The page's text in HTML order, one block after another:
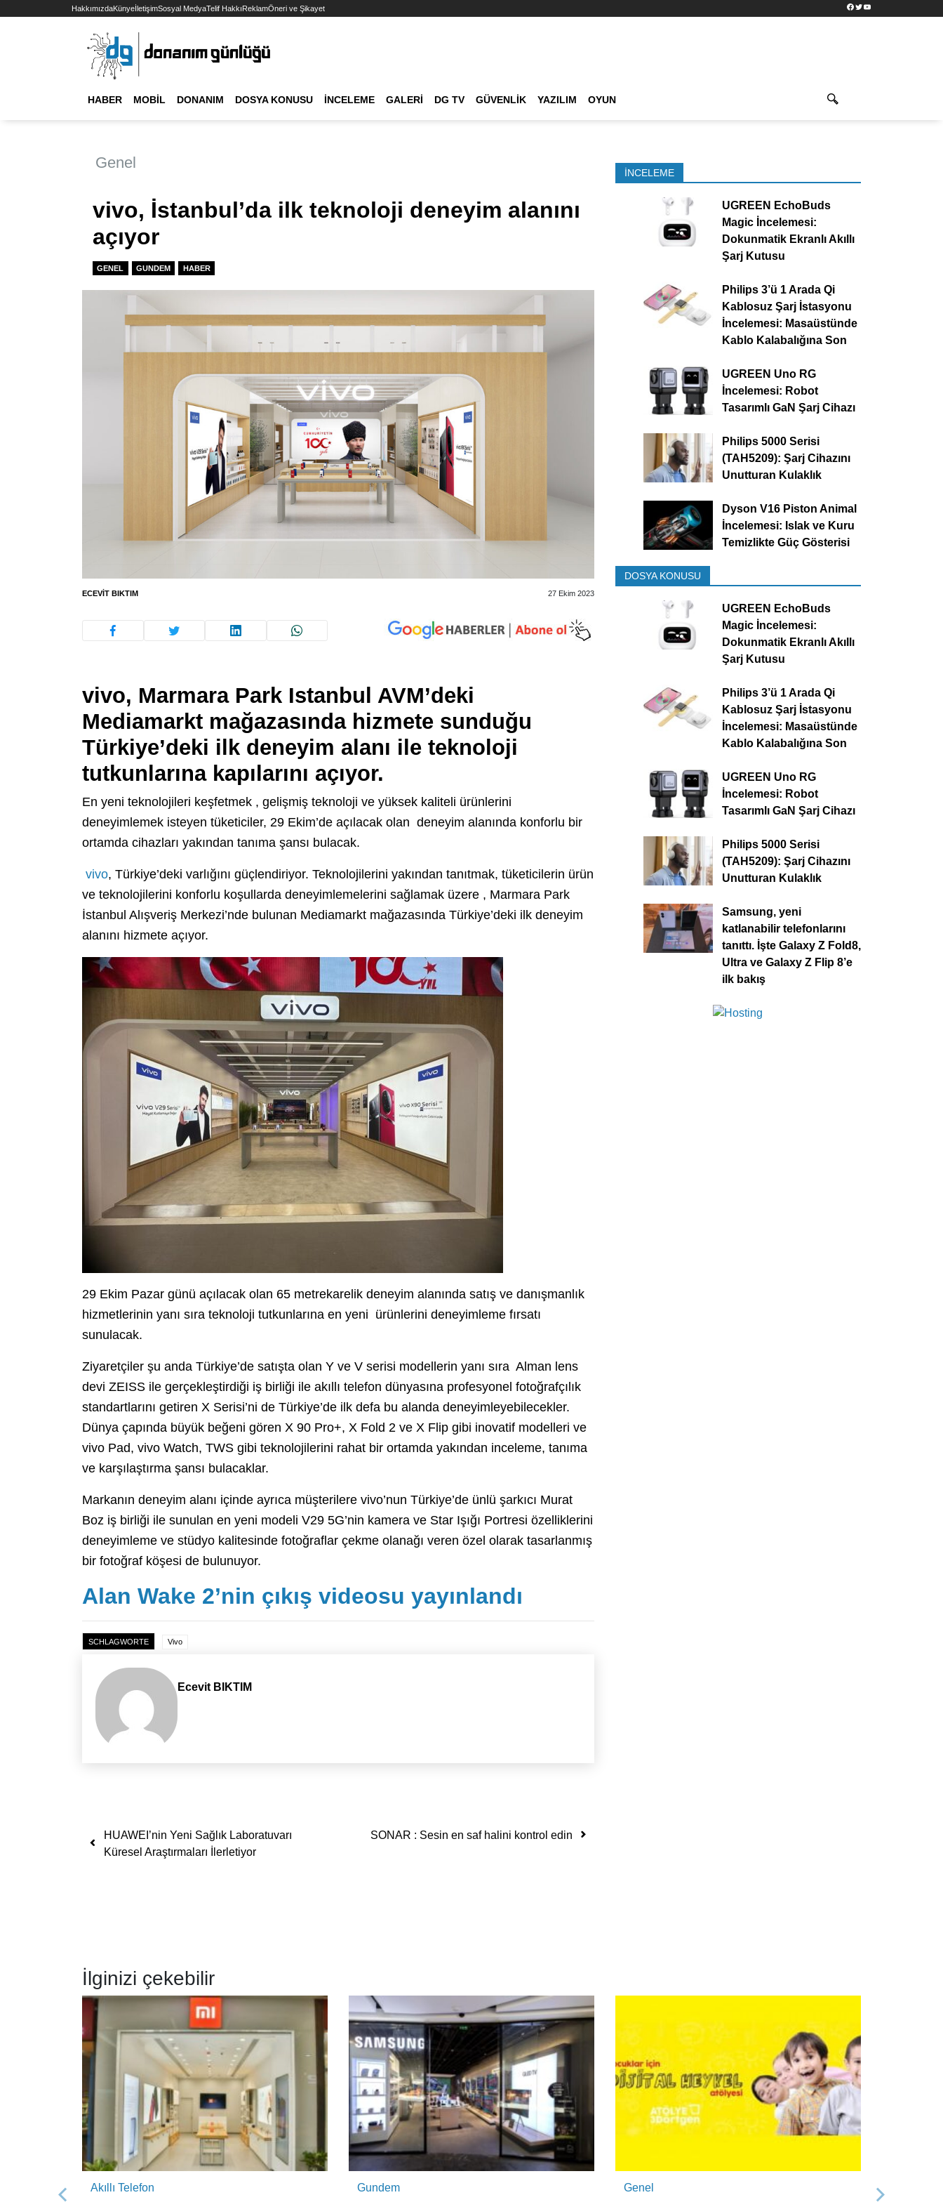
HakkımızdaKünyeİletişimSosyal MedyaTelif HakkıReklamÖneri ve Şikayet Facebook
TwitterYouTube
HABER MOBIL DONANIM DOSYA KONUSU İNCELEME GALERI DG TV GÜVENLIK YAZILIM OYUN
Genel
vivo, İstanbul’da ilk teknoloji deneyim alanını
açıyor
GENEL GUNDEM HABER
ECEVIT BIKTIM 27 Ekim 2023
vivo, Marmara Park Istanbul AVM’deki
Mediamarkt mağazasında hizmete sunduğu
Türkiye’deki ilk deneyim alanı ile teknoloji
tutkunlarına kapılarını açıyor.
En yeni teknolojileri keşfetmek , gelişmiş teknoloji ve yüksek kaliteli ürünlerini
deneyimlemek isteyen tüketiciler, 29 Ekim’de açılacak olan deneyim alanında konforlu bir
ortamda cihazları yakından tanıma şansı bulacak.
vivo, Türkiye’deki varlığını güçlendiriyor. Teknolojilerini yakından tanıtmak, tüketicilerin ürün
ve teknolojilerini konforlu koşullarda deneyimlemelerini sağlamak üzere , Marmara Park
İstanbul Alışveriş Merkezi’nde bulunan Mediamarkt mağazasında Türkiye’deki ilk deneyim
alanını hizmete açıyor.
29 Ekim Pazar günü açılacak olan 65 metrekarelik deneyim alanında satış ve danışmanlık
hizmetlerinin yanı sıra teknoloji tutkunlarına en yeni ürünlerini deneyimleme fırsatı
sunulacak.
Ziyaretçiler şu anda Türkiye’de satışta olan Y ve V serisi modellerin yanı sıra Alman lens
devi ZEISS ile gerçekleştirdiği iş birliği ile akıllı telefon dünyasına profesyonel fotoğrafçılık
standartlarını getiren X Serisi’ni de Türkiye’de ilk defa bu alanda deneyimleyebilecekler.
Dünya çapında büyük beğeni gören X 90 Pro+, X Fold 2 ve X Flip gibi inovatif modelleri ve
vivo Pad, vivo Watch, TWS gibi teknolojilerini rahat bir ortamda yakından inceleme, tanıma
ve karşılaştırma şansı bulacaklar.
Markanın deneyim alanı içinde ayrıca müşterilere vivo’nun Türkiye’de ünlü şarkıcı Murat
Boz iş birliği ile sunulan en yeni modeli V29 5G’nin kamera ve Star Işığı Portresi özelliklerini
deneyimleme ve stüdyo kalitesinde fotoğraflar çekme olanağı veren özel olarak tasarlanmış
bir fotoğraf köşesi de bulunuyor.
Alan Wake 2’nin çıkış videosu yayınlandı
SCHLAGWORTE Vivo
Ecevit BIKTIM
Yazı dolaşımı
HUAWEI’nin Yeni Sağlık Laboratuvarı
Küresel Araştırmaları İlerletiyor
SONAR : Sesin en saf halini kontrol edin
İNCELEME
UGREEN EchoBuds
Magic İncelemesi:
Dokunmatik Ekranlı Akıllı
Şarj Kutusu
Philips 3’ü 1 Arada Qi
Kablosuz Şarj İstasyonu
İncelemesi: Masaüstünde
Kablo Kalabalığına Son
UGREEN Uno RG
İncelemesi: Robot
Tasarımlı GaN Şarj Cihazı
Philips 5000 Serisi
(TAH5209): Şarj Cihazını
Unutturan Kulaklık
Dyson V16 Piston Animal
İncelemesi: Islak ve Kuru
Temizlikte Güç Gösterisi
DOSYA KONUSU
UGREEN EchoBuds
Magic İncelemesi:
Dokunmatik Ekranlı Akıllı
Şarj Kutusu
Philips 3’ü 1 Arada Qi
Kablosuz Şarj İstasyonu
İncelemesi: Masaüstünde
Kablo Kalabalığına Son
UGREEN Uno RG
İncelemesi: Robot
Tasarımlı GaN Şarj Cihazı
Philips 5000 Serisi
(TAH5209): Şarj Cihazını
Unutturan Kulaklık
Samsung, yeni
katlanabilir telefonlarını
tanıttı. İşte Galaxy Z Fold8,
Ultra ve Galaxy Z Flip 8’e
ilk bakış
İlginizi çekebilir
Akıllı Telefon Gundem Genel